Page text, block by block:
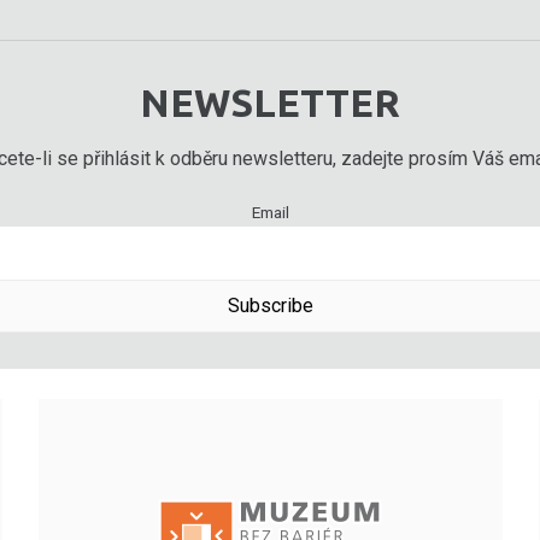
NEWSLETTER
li se přihlásit k odběru newsletteru, zadejte prosím Váš
Email
Subscribe